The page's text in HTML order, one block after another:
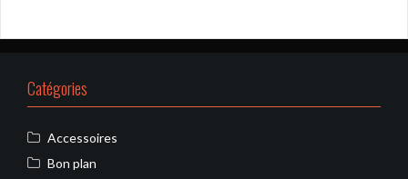
Catégories
Accessoires
Bon plan